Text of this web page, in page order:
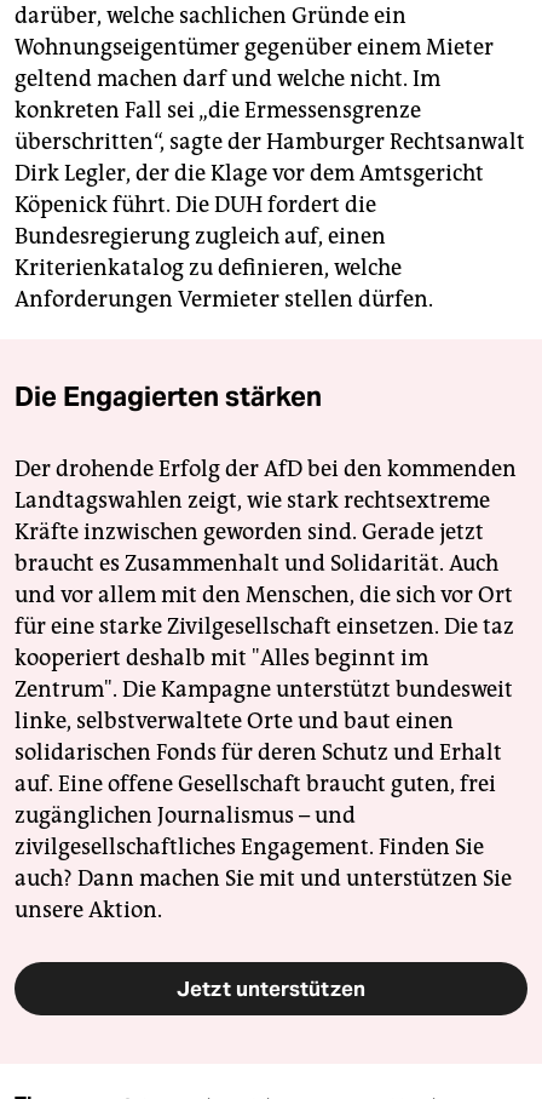
darüber, welche sachlichen Gründe ein
Wohnungseigentümer gegenüber einem Mieter
geltend machen darf und welche nicht. Im
konkreten Fall sei „die Ermessensgrenze
überschritten“, sagte der Hamburger Rechtsanwalt
Dirk Legler, der die Klage vor dem Amtsgericht
Köpenick führt. Die DUH fordert die
Bundesregierung zugleich auf, einen
Kriterienkatalog zu definieren, welche
Anforderungen Vermieter stellen dürfen.
Die Engagierten stärken
Der drohende Erfolg der AfD bei den kommenden
Landtagswahlen zeigt, wie stark rechtsextreme
Kräfte inzwischen geworden sind. Gerade jetzt
braucht es Zusammenhalt und Solidarität. Auch
und vor allem mit den Menschen, die sich vor Ort
für eine starke Zivilgesellschaft einsetzen. Die taz
kooperiert deshalb mit "Alles beginnt im
Zentrum". Die Kampagne unterstützt bundesweit
linke, selbstverwaltete Orte und baut einen
solidarischen Fonds für deren Schutz und Erhalt
auf. Eine offene Gesellschaft braucht guten, frei
zugänglichen Journalismus – und
zivilgesellschaftliches Engagement. Finden Sie
auch? Dann machen Sie mit und unterstützen Sie
unsere Aktion.
Jetzt unterstützen